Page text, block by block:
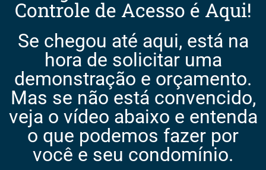
Controle de Acesso é Aqui!
Se chegou até aqui, está na
hora de solicitar uma
demonstração e orçamento.
Mas se não está convencido,
veja o vídeo abaixo e entenda
o que podemos fazer por
você e seu condomínio.